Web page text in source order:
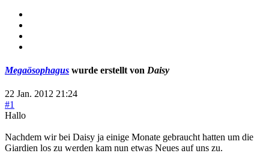
Megaösophagus wurde erstellt von Daisy
22 Jan. 2012 21:24
#1
Hallo
Nachdem wir bei Daisy ja einige Monate gebraucht hatten um die
Giardien los zu werden kam nun etwas Neues auf uns zu.